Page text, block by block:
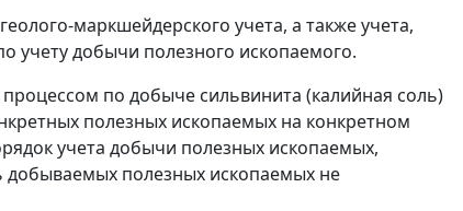
маркшейдерского учета, а также учета,
учету добычи полезного ископаемого.
по добыче сильвинита (калийная соль)
полезных ископаемых на конкретном
учета добычи полезных ископаемых,
добываемых полезных ископаемых не